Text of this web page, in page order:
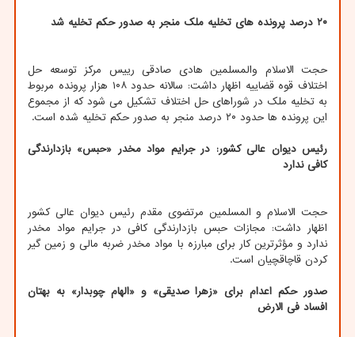
۲۰ درصد پرونده های تخلیه ملک منجر به صدور حکم تخلیه شد
حجت الاسلام والمسلمین هادی صادقی رییس مرکز توسعه حل
اختلاف قوه قضاییه اظهار داشت: سالانه حدود ۱۰۸ هزار پرونده مربوط
به تخلیه ملک در شوراهای حل اختلاف تشکیل می شود که از مجموع
این پرونده ها حدود ۲۰ درصد منجر به صدور حکم تخلیه شده است.
رئیس دیوان عالی کشور: در جرایم مواد مخدر «حبس» بازدارندگی
کافی ندارد
حجت الاسلام و المسلمین مرتضوی مقدم رئیس دیوان عالی کشور
اظهار داشت: مجازات حبس بازدارندگی کافی در جرایم مواد مخدر
ندارد و مؤثرترین کار برای مبارزه با مواد مخدر ضربه مالی و زمین گیر
کردن قاچاقچیان است.
صدور حکم اعدام برای «زهرا صدیقی» و «الهام چوبدار» به بهتان
افساد فی الارض